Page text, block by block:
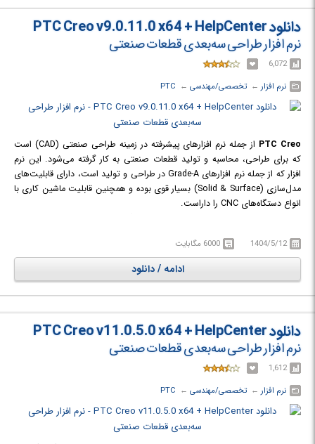
دانلود PTC Creo v9.0.11.0 x64 + HelpCenter
نرم افزار طراحی سه‌بعدی قطعات صنعتی
6,072
نرم افزار ← ‏تخصصی/مهندسی ← ‏
PTC
PTC Creo
از جمله نرم افزارهای پیشرفته در زمینه طراحی صنعتی (CAD) است
که برای طراحی، محاسبه و تولید قطعات صنعتی به کار گرفته می‌شود. این نرم
افزار که از جمله نرم افزارهای Grade-A در طراحی و تولید است، دارای قابلیت‌های
مدل‌سازی (Solid & Surface) بسیار قوی بوده و همچنین قابلیت ماشین کاری با
انواع دستگاه‌های CNC را داراست.
پیچیده‌ترین سطوح را دارا است.
از طرفی در محیط Mold به قابلیت‌ها و آرشیو بی‌نظیری از قطعات استاندارد برای
صنعت قالب‌سازی دست خواهید یافت. در محیط Drawing به زیباترین و
فنی‌ترین نقشه‌های دو بعدی با رعایت دقیق‌ترین نکات و استانداردهای نقشه
1404/5/12 6000 مگابایت
ادامه / دانلود
دانلود PTC Creo v11.0.5.0 x64 + HelpCenter
نرم افزار طراحی سه‌بعدی قطعات صنعتی
1,612
نرم افزار ← ‏تخصصی/مهندسی ← ‏
PTC